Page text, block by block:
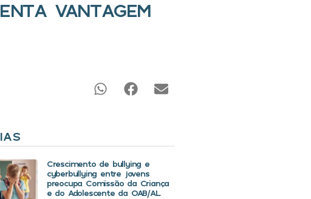
VANTAGEM
Crescimento de bullying e
cyberbullying entre jovens
preocupa Comissão da Criança
e do Adolescente da OAB/AL